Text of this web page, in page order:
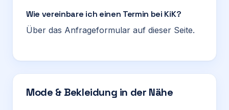
Wie vereinbare ich einen Termin bei KiK?
Über das Anfrageformular auf dieser Seite.
Mode & Bekleidung in der Nähe